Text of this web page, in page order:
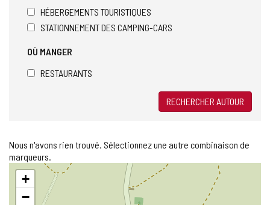
HÉBERGEMENTS TOURISTIQUES
STATIONNEMENT DES CAMPING-CARS
OÙ MANGER
RESTAURANTS
RECHERCHER AUTOUR
Nous n'avons rien trouvé. Sélectionnez une autre combinaison de
marqueurs.
Sauter
carte
+
−